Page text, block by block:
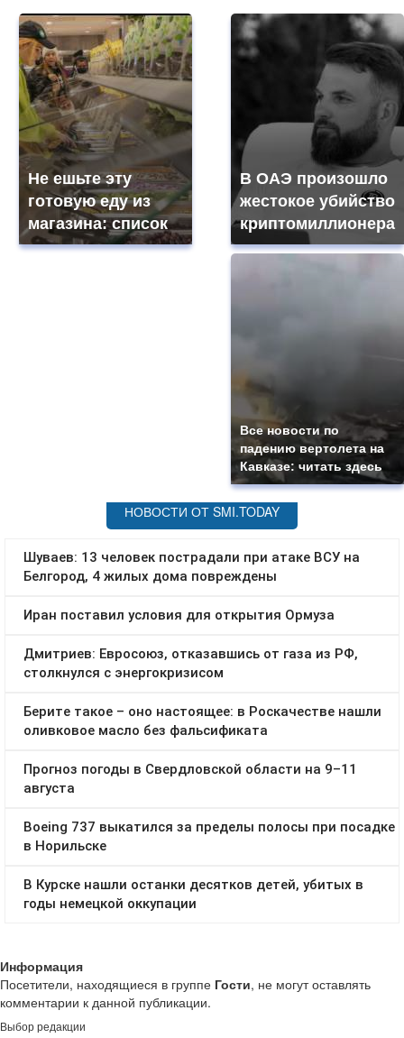
Не ешьте эту
готовую еду из
магазина: список
В ОАЭ произошло
жестокое убийство
криптомиллионера
Все новости по
падению вертолета на
Кавказе: читать здесь
Информация
Посетители, находящиеся в группе Гости, не могут оставлять
комментарии к данной публикации.
Выбор редакции